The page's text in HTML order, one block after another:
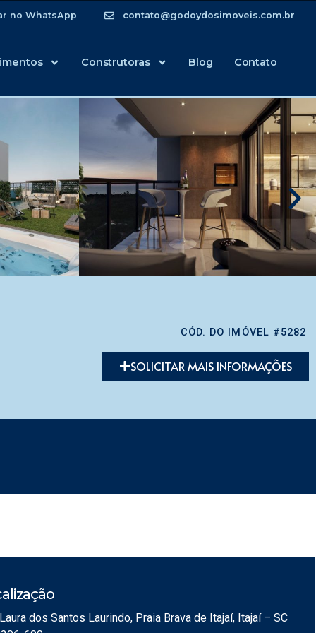
no WhatsApp contato@godoydosimoveis.com.br
Construtoras Blog Contato
CÓD. DO IMÓVEL #5282
SOLICITAR MAIS INFORMAÇÕES
dos Santos Laurindo, Praia Brava de Itajaí, Itajaí – SC